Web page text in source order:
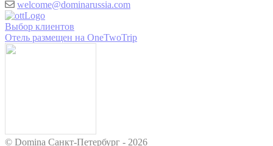
welcome@dominarussia.com
Выбор клиентов
Отель размещен на OneTwoTrip
© Domina Санкт-Петербург - 2026